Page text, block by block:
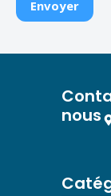
nous